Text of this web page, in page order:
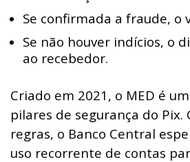
Se confirmada a fraude, o
Se não houver indícios, o
ao recebedor.
Criado em 2021, o MED é
pilares de segurança do Pix.
regras, o Banco Central
uso recorrente de contas